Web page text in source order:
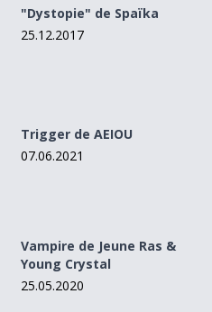
"Dystopie" de Spaïka
25.12.2017
Trigger de AEIOU
07.06.2021
Vampire de Jeune Ras &
Young Crystal
25.05.2020